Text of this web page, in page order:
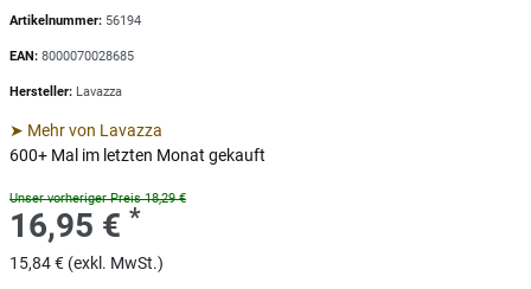
Artikelnummer: 56194
EAN: 8000070028685
Hersteller: Lavazza
➤ Mehr von Lavazza
600+ Mal im letzten Monat gekauft
Unser vorheriger Preis 18,29 €
16,95 € *
15,84 € (exkl. MwSt.)